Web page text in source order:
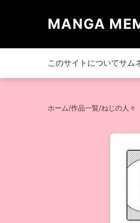
MANGA
このサイトについてサム
ホーム/作品一覧/ねじの人々